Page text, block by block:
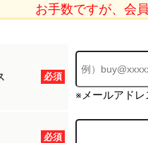
お手数ですが、会
必須
※メールアドレ
必須